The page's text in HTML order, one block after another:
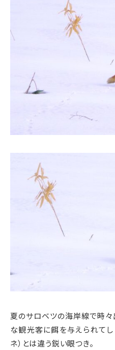
夏のサロベツの海岸線で時々
な観光客に餌を与えられてし
ネ）とは違う鋭い眼つき。